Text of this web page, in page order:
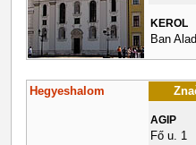
KEROL
Ban
Hegyeshalom
AGIP
Fő u. 1